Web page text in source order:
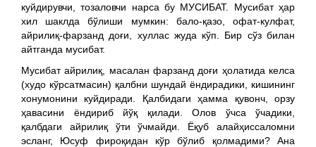
куйдирувчи, тозаловчи нарса бу МУСИБАТ. Мусибат ҳар
хил шаклда бўлиши мумкин: бало-қазо, офат-кулфат,
айрилиқ-фарзанд доғи, хуллас жуда кўп. Бир сўз билан
айтганда мусибат.
Мусибат айрилиқ, масалан фарзанд доғи ҳолатида келса
(худо кўрсатмасин) қалбни шундай ёндирадики, кишининг
хонумонини куйдиради. Қалбидаги ҳамма қувонч, орзу
ҳавасини ёндириб йўқ қилади. Олов ўчса ўчадики,
қалбдаги айрилиқ ўти ўчмайди. Ёқуб алайҳиссаломни
эсланг, Юсуф фироқидан кўр бўлиб қолмадими? Ана